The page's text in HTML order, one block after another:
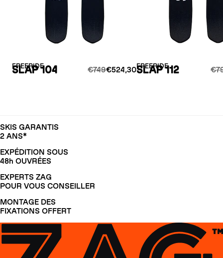
FREERIDE
SLAP 104 €749€524,30FREERIDE
SLAP 112
SKIS GARANTIS
2 ANS*
EXPÉDITION SOUS
48h OUVRÉES
EXPERTS ZAG
POUR VOUS CONSEILLER
MONTAGE DES
FIXATIONS OFFERT